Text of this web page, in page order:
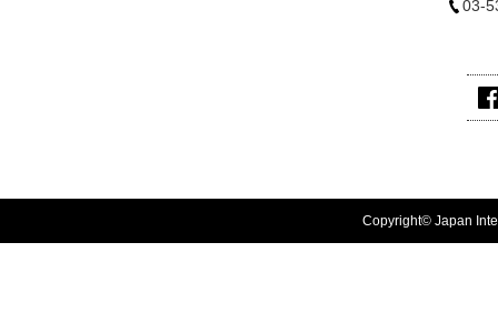
03-
Copyright© Japan